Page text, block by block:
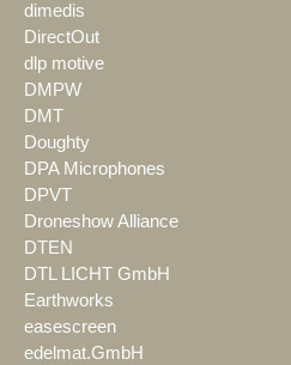
dimedis
DirectOut
dlp motive
DMPW
DMT
Doughty
DPA Microphones
DPVT
Droneshow Alliance
DTEN
DTL LICHT GmbH
Earthworks
easescreen
edelmat.GmbH